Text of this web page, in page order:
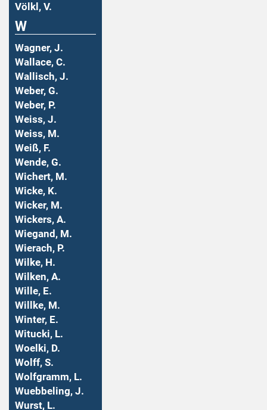
Völkl, V.
W
Wagner, J.
Wallace, C.
Wallisch, J.
Weber, G.
Weber, P.
Weiss, J.
Weiss, M.
Weiß, F.
Wende, G.
Wichert, M.
Wicke, K.
Wicker, M.
Wickers, A.
Wiegand, M.
Wierach, P.
Wilke, H.
Wilken, A.
Wille, E.
Willke, M.
Winter, E.
Witucki, L.
Woelki, D.
Wolff, S.
Wolfgramm, L.
Wuebbeling, J.
Wurst, L.